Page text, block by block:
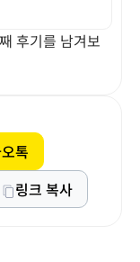
후기를 남겨보
톡
링크 복사